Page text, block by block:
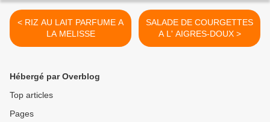
< RIZ AU LAIT PARFUME A
LA MELISSE
SALADE DE COURGETTES
A L' AIGRES-DOUX >
Hébergé par Overblog
Top articles
Pages